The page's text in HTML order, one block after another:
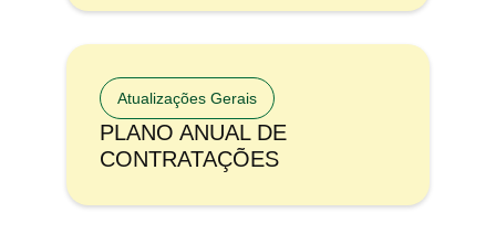
Atualizações Gerais
PLANO ANUAL DE
CONTRATAÇÕES